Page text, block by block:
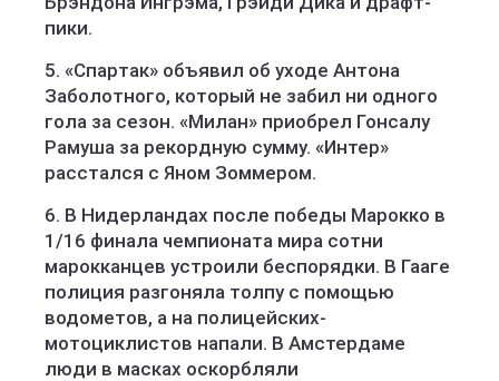
пики.
5. «Спартак» объявил об уходе Антона
Заболотного, который не забил ни одного
гола за сезон. «Милан» приобрел Гонсалу
Рамуша за рекордную сумму. «Интер»
расстался с Яном Зоммером.
6. В Нидерландах после победы Марокко в
1/16 финала чемпионата мира сотни
марокканцев устроили беспорядки. В Гааге
полиция разгоняла толпу с помощью
водометов, а на полицейских-
мотоциклистов напали. В Амстердаме
люди в масках оскорбляли